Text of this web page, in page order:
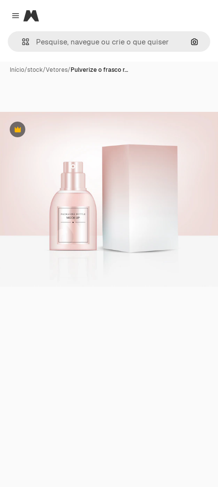
Close menu
Magnific
Início/stock/Vetores/Pulverize o frasco r…
Premium